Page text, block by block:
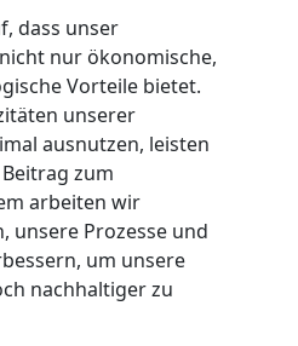
dass unser
nicht nur ökonomische,
Vorteile bietet.
unserer
ausnutzen, leisten
zum
arbeiten wir
unsere Prozesse und
um unsere
nachhaltiger zu